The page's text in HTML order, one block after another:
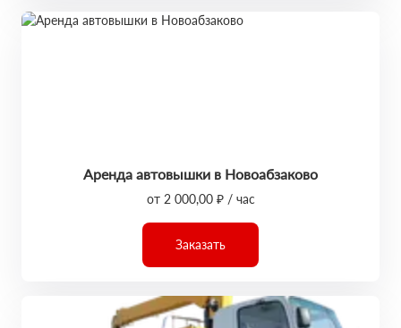
Аренда автовышки в Новоабзаково
от 2 000,00 ₽ / час
Заказать